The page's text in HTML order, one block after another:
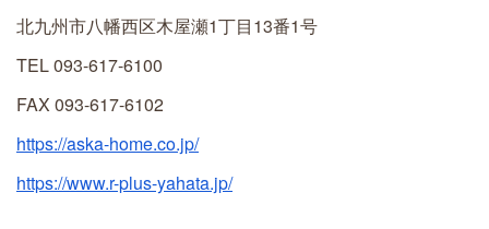
北九州市八幡西区木屋瀬1丁目13番1号
TEL 093-617-6100
FAX 093-617-6102
https://aska-home.co.jp/
https://www.r-plus-yahata.jp/